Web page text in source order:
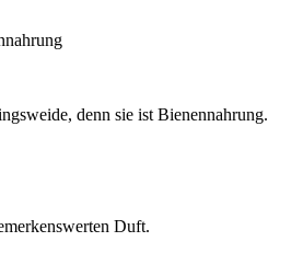
denn sie ist Bienennahrung.
Duft.